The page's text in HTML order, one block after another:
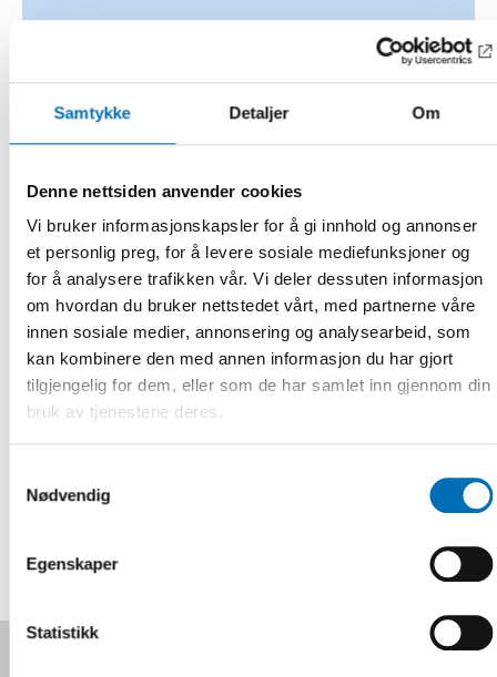
Samtykke Detaljer Om
Denne nettsiden anvender cookies
Vi bruker informasjonskapsler for å gi innhold og annonser
et personlig preg, for å levere sosiale mediefunksjoner og
for å analysere trafikken vår. Vi deler dessuten informasjon
om hvordan du bruker nettstedet vårt, med partnerne våre
innen sosiale medier, annonsering og analysearbeid, som
kan kombinere den med annen informasjon du har gjort
tilgjengelig for dem, eller som de har samlet inn gjennom din
bruk av tjenestene deres.
Nødvendig
Egenskaper
Statistikk
RAPPORT-FOLKEHELSE
1 feb 2018
Unga mäns hälsa i de nordiska länderna
Den socialt betingade ojämlikheten i hälsa har tilltagit
under de senaste decennierna. Den här utvecklingen har